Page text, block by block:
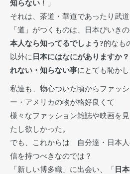
知らない ！」
それは、茶道・華道であったり武
「道」がつくものは、日本びいき
本人なら知ってるでしょう?的なも
以外に 日本にはなにがありますか？
れない・知らない事にとても恥か
私達も、物心ついた頃からファッ
ー・アメリカの物が格好良くて
様々なファッション雑誌や映画を
たし欲しかった。
でも、これからは 自分達・日本
信を持つべきなのでは？
「新しい博多織」に出会い、「 日